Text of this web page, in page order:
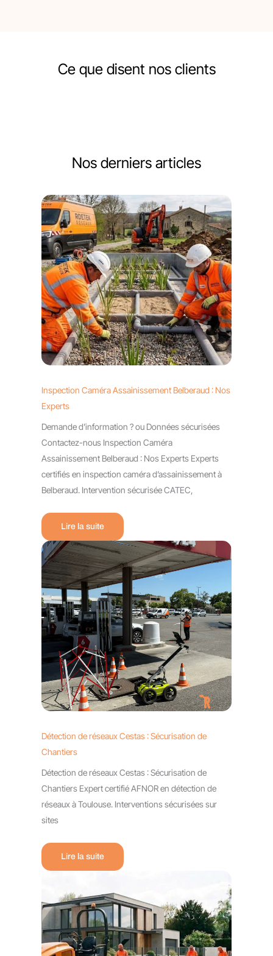
Ce que disent nos clients
Nos derniers articles
Inspection Caméra Assainissement Belberaud : Nos
Experts
Demande d’information ? ou Données sécurisées
Contactez-nous Inspection Caméra
Assainissement Belberaud : Nos Experts Experts
certifiés en inspection caméra d’assainissement à
Belberaud. Intervention sécurisée CATEC,
Lire la suite
Détection de réseaux Cestas : Sécurisation de
Chantiers
Détection de réseaux Cestas : Sécurisation de
Chantiers Expert certifié AFNOR en détection de
réseaux à Toulouse. Interventions sécurisées sur
sites
Lire la suite